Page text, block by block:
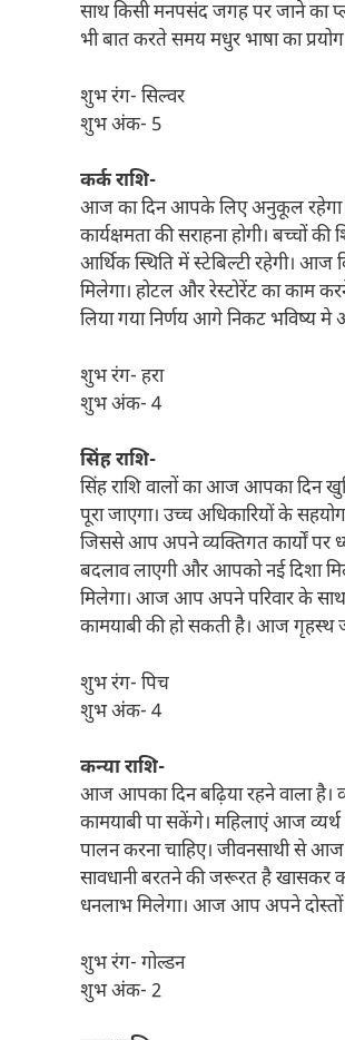
साथ किसी मनपसंद जगह पर जाने का
भी बात करते समय मधुर भाषा का
शुभ रंग- सिल्वर
शुभ अंक- 5
कर्क राशि-
आज का दिन आपके लिए अनुकूल
कार्यक्षमता की सराहना होगी।
आर्थिक स्थिति में स्टेबिल्टी रहेगी।
मिलेगा। होटल और रेस्टोरेंट का काम
लिया गया निर्णय आगे निकट भविष्य
शुभ रंग- हरा
शुभ अंक- 4
सिंह राशि-
सिंह राशि वालों का आज आपका दिन
पूरा जाएगा। उच्च अधिकारियों के
जिससे आप अपने व्यक्तिगत कार्यों पर
बदलाव लाएगी और आपको नई दिशा
मिलेगा। आज आप अपने परिवार के साथ
कामयाबी की हो सकती है। आज गृहस्थ
शुभ रंग- पिच
शुभ अंक- 4
कन्या राशि-
आज आपका दिन बढ़िया रहने वाला है।
कामयाबी पा सकेंगे। महिलाएं आज व्यर्थ
पालन करना चाहिए। जीवनसाथी से
सावधानी बरतने की जरूरत है खासकर
धनलाभ मिलेगा। आज आप अपने दोस्तों
शुभ रंग- गोल्डन
शुभ अंक- 2